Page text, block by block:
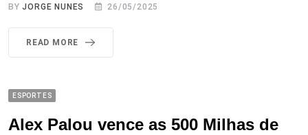
BYJORGE NUNES 26/05/2025
READ MORE
ESPORTES
Alex Palou vence as 500 Milhas de